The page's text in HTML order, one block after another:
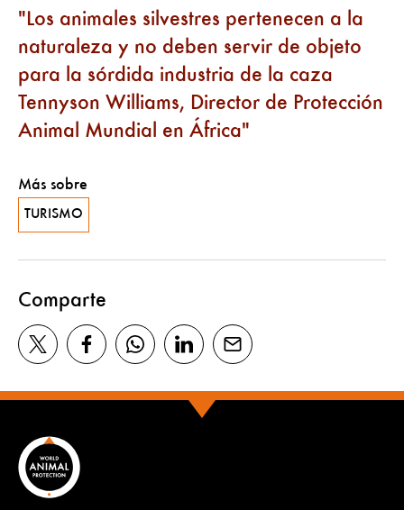
Los animales silvestres pertenecen a la
naturaleza y no deben servir de objeto
para la sórdida industria de la caza
Tennyson Williams, Director de Protección
Animal Mundial en África
Más sobre
TURISMO
Comparte